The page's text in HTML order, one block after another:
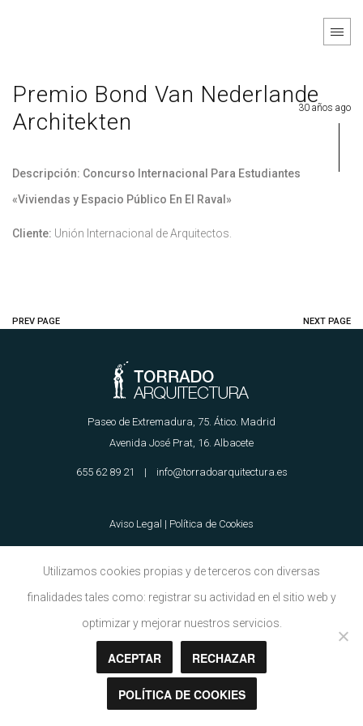
Premio Bond Van Nederlande
Architekten
30 años ago
Descripción: Concurso Internacional Para Estudiantes
«Viviendas y Espacio Público En El Raval»
Cliente: Unión Internacional de Arquitectos.
PREV PAGE NEXT PAGE
Paseo de Extremadura, 75. Ático. Madrid
Avenida José Prat, 16. Albacete
655 62 89 21 | info@torradoarquitectura.es
Aviso Legal | Política de Cookies
Copyright © Torrado Arquitectura 2018
Utilizamos cookies propias y de terceros con diversas
finalidades tales como: registrar su actividad en el sitio web y
optimizar y mejorar nuestros servicios.
ACEPTAR RECHAZAR
POLÍTICA DE COOKIES